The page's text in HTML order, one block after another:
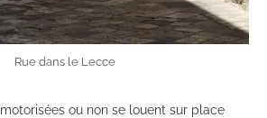
Rue dans le Lecce
motorisées ou non se louent sur place